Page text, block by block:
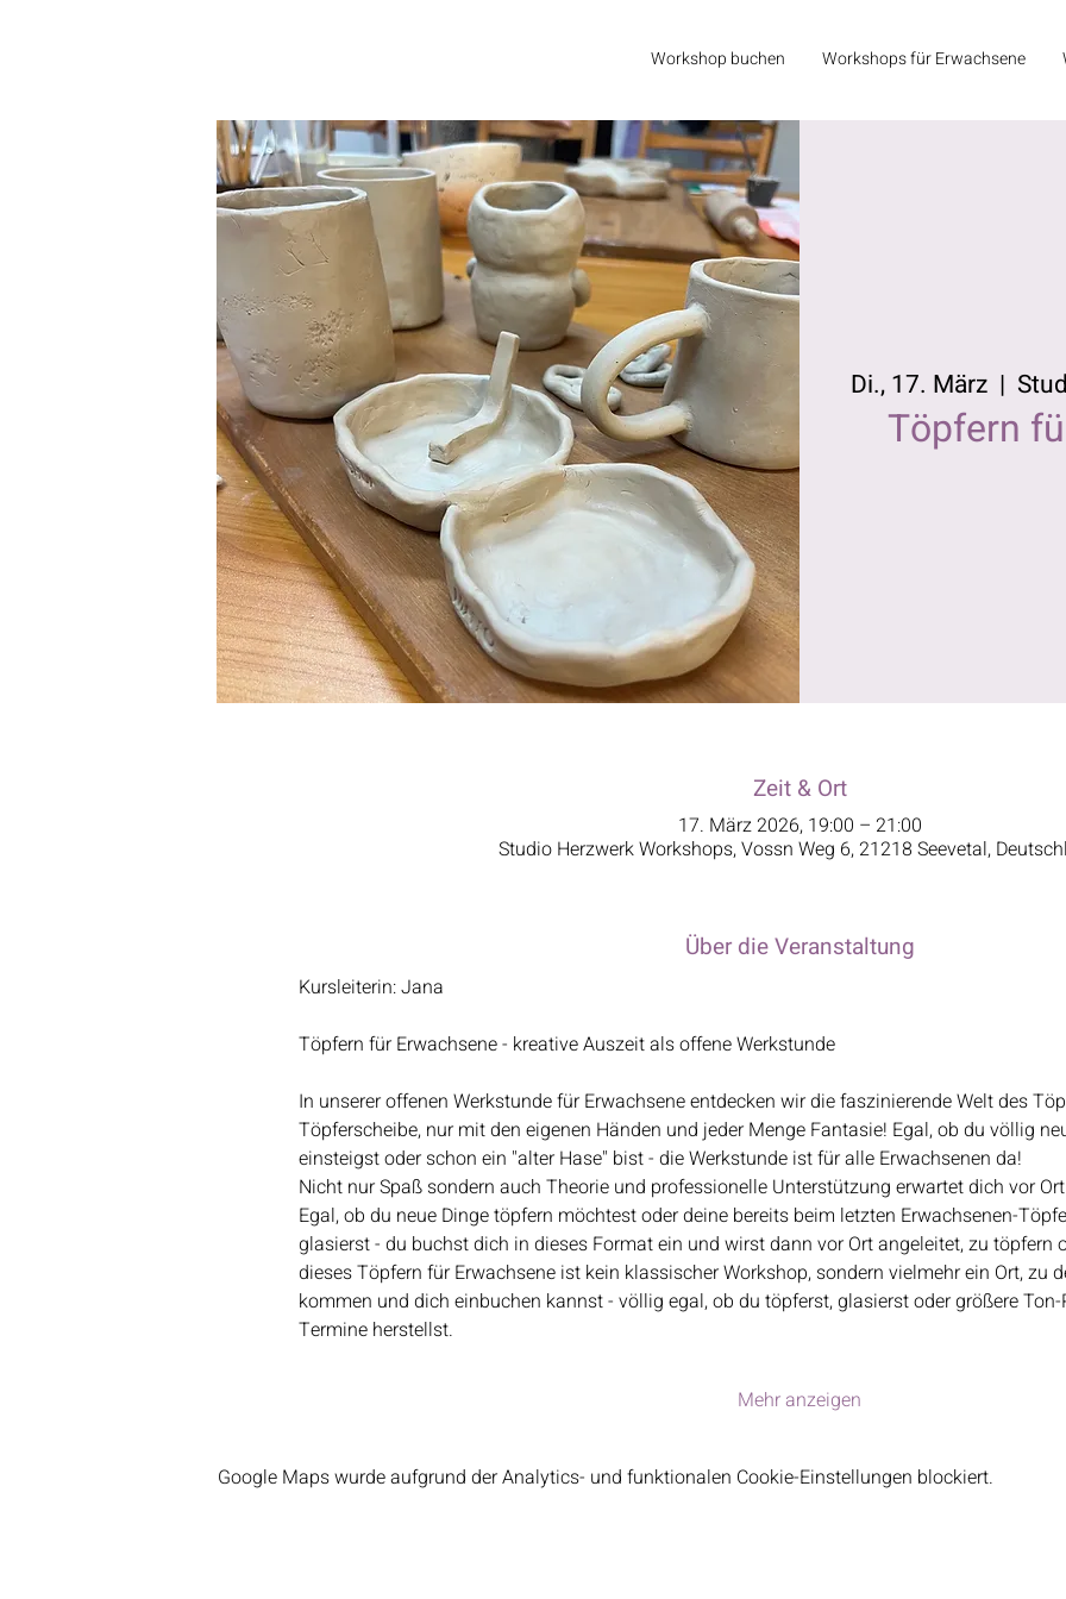
Workshop buchen Workshops für Erwachsene
Di., 17. März
  |
Töpfern
Zeit & Ort
17. März 2026, 19:00 – 21:00
Studio Herzwerk Workshops, Vossn Weg 6, 21218 Seevetal,
Über die Veranstaltung
Kursleiterin: Jana
Töpfern für Erwachsene - kreative Auszeit als offene Werkstunde​​
In unserer offenen Werkstunde für Erwachsene entdecken wir die faszinierende Welt des
Töpferscheibe, nur mit den eigenen Händen und jeder Menge Fantasie! Egal, ob du völlig
einsteigst oder schon ein "alter Hase" bist - die Werkstunde ist für alle Erwachsenen da!
Nicht nur Spaß sondern auch Theorie und professionelle Unterstützung erwartet dich vor
Egal, ob du neue Dinge töpfern möchtest oder deine bereits beim letzten Erwachsenen-
glasierst - du buchst dich in dieses Format ein und wirst dann vor Ort angeleitet, zu töpfern
dieses Töpfern für Erwachsene ist kein klassischer Workshop, sondern vielmehr ein Ort, zu
kommen und dich einbuchen kannst - völlig egal, ob du töpferst, glasierst oder größere
Termine herstellst.
Mehr anzeigen
Google Maps wurde aufgrund der Analytics- und funktionalen Cookie-Einstellungen blockiert.